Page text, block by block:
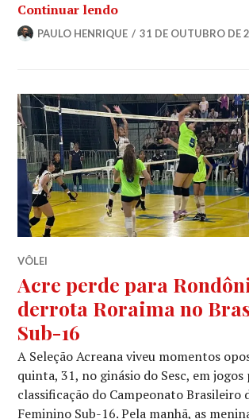
Continuar lendo
PAULO HENRIQUE 31 DE OUTUBRO DE
VÔLEI
Acre perde para
derrota Roraima no
Sub-16
A Seleção Acreana viveu momentos
quinta, 31, no ginásio do Sesc, em jogos
classificação do Campeonato Brasileiro
Feminino Sub-16. Pela manhã, as